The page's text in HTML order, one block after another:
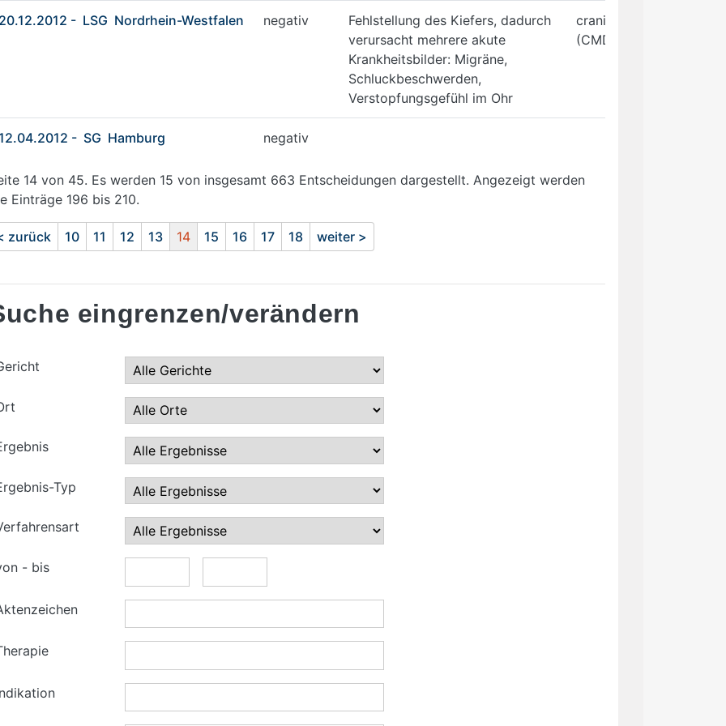
- LSG Nordrhein-Westfalen negativ
Fehlstellung des Kiefers, dadurch
verursacht mehrere akute
Krankheitsbilder: Migräne,
Schluckbeschwerden,
Verstopfungsgefühl im Ohr
craniomandibuläre
(CMD) Kieferorthopädie
- SG Hamburg negativ
14 von 45. Es werden 15 von insgesamt 663 Entscheidungen dargestellt. Angezeigt werden
Einträge 196 bis 210.
zurück 10 11 12 13 14 15 16 17 18 weiter >
eingrenzen/verändern
Typ
- bis